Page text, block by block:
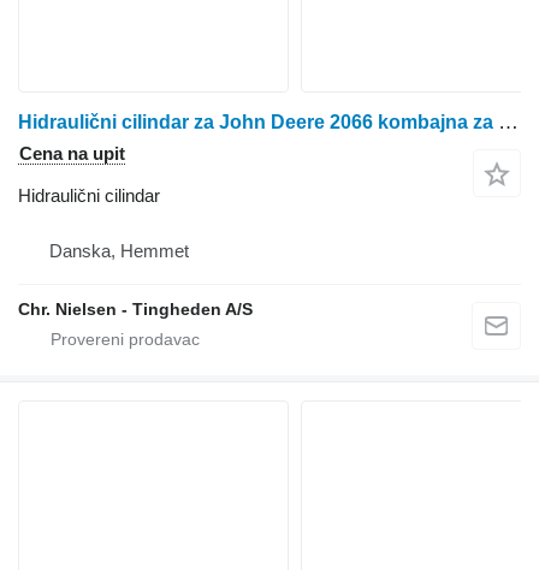
Hidraulični cilindar za John Deere 2066 kombajna za žito
Cena na upit
Hidraulični cilindar
Danska, Hemmet
Chr. Nielsen - Tingheden A/S